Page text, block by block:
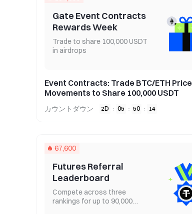
Gate Event Contracts
Rewards Week
Trade to share 100,000 USDT
in airdrops
Event Contracts: Trade BTC/ETH Price
Movements to Share 100,000 USDT
カウントダウン 2D : 05 : 50 : 13
67,600
Futures Referral
Leaderboard
Compete across three
rankings for up to 90,000